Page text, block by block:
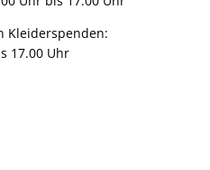
Kleiderspenden:
17.00 Uhr